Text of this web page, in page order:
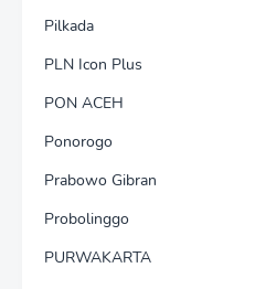
Pilkada
PLN Icon Plus
PON ACEH
Ponorogo
Prabowo Gibran
Probolinggo
PURWAKARTA